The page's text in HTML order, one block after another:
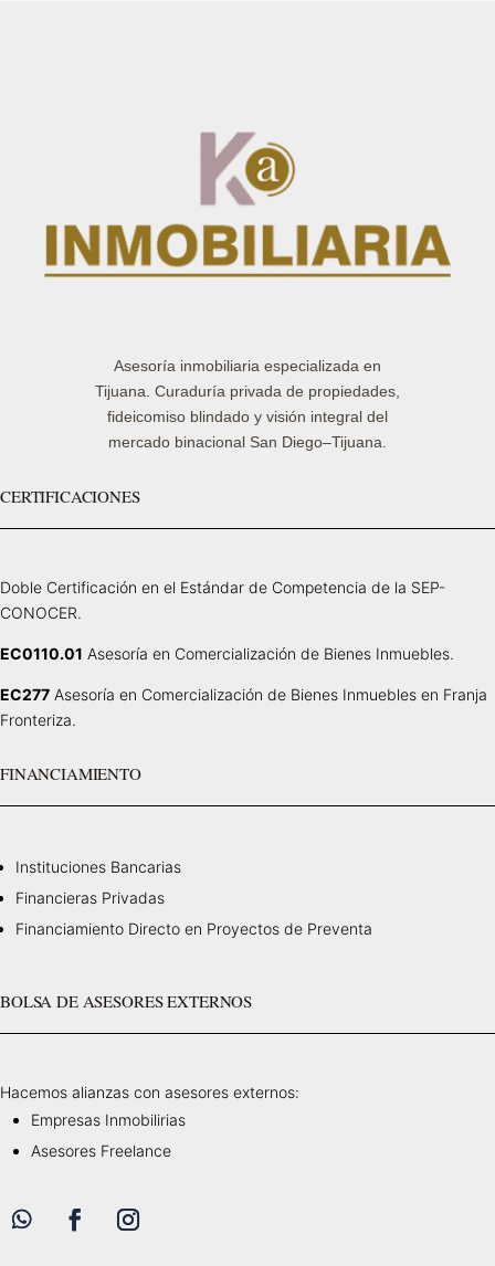
Asesoría inmobiliaria especializada en
Tijuana. Curaduría privada de propiedades,
fideicomiso blindado y visión integral del
mercado binacional San Diego–Tijuana.
CERTIFICACIONES
Doble Certificación en el Estándar de Competencia de la SEP-
CONOCER.
EC0110.01 Asesoría en Comercialización de Bienes Inmuebles.
EC277 Asesoría en Comercialización de Bienes Inmuebles en Franja
Fronteriza.
FINANCIAMIENTO
Instituciones Bancarias
Financieras Privadas
Financiamiento Directo en Proyectos de Preventa
BOLSA DE ASESORES EXTERNOS
Hacemos alianzas con asesores externos:
Empresas Inmobilirias
Asesores Freelance